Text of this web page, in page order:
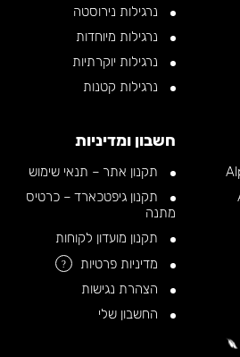
נרגילות נירוסטה
נרגילות מיוחדות
נרגילות יוקרתיות
נרגילות קטנות
חשבון ומדיניות
תקנון אתר – תנאי שימוש
תקנון גיפטכארד – כרטיס
מתנה
תקנון מועדון לקוחות
מדיניות פרטיות
?
הצהרת נגישות
החשבון שלי